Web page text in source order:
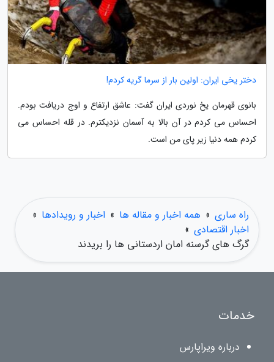
دختر یخی ایران: اولین بار از سرما گریه کردم!
بانوی قهرمان یخ نوردی ایران گفت: عاشق ارتفاع و اوج دریافت بودم.
احساس می کردم در آن بالا به آسمان نزدیکترم. در قله احساس می
کردم همه دنیا زیر پای من است.
راه ساری » همه اخبار و مقاله ها » اخبار و رویدادها »
اخبار اقتصادی »
گرگ های گرسنه امان اردستانی ها را بریدند
خدمات
درباره ویراپارس